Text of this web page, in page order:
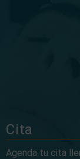
Cita
Agenda tu cita